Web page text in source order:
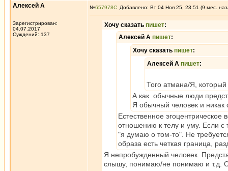
Алексей А
Зарегистрирован:
04.07.2017
Суждений: 137
№657978 Добавлено: Вт 04 Ноя 25, 23:51 (9 мес.
Хочу сказать пишет:
Алексей А пишет:
Хочу сказать пишет:
Алексей А пишет:
Того атмана/Я,
А как обычные люди
Я обычный человек и
Естественное
отношению к телу и уму. Если с
"я думаю о том-то". Не
образа есть четкая граница,
Я непробужденный человек.
слышу, понимаю/не понимаю и т.д.